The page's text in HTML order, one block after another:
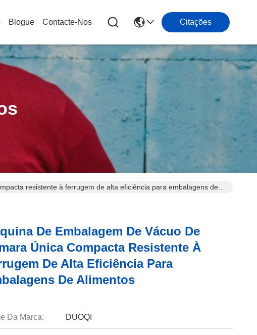
Blogue Contacte-Nos Citações
resistente à ferrugem de alta eficiência para embalagens de
De Embalagem De Vácuo De
Única Compacta Resistente À
De Alta Eficiência Para
De Alimentos
Da Marca: DUOQI